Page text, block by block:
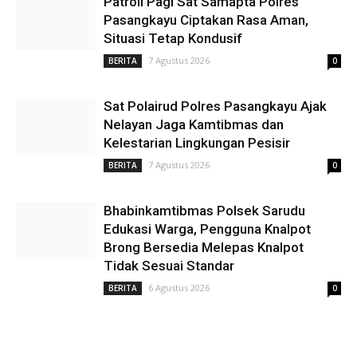
Pasangkayu Ciptakan Rasa Aman,
Situasi Tetap Kondusif
BERITA 7 Agustus 2026 0
Sat Polairud Polres Pasangkayu Ajak
Nelayan Jaga Kamtibmas dan
Kelestarian Lingkungan Pesisir
BERITA 7 Agustus 2026 0
Bhabinkamtibmas Polsek Sarudu
Edukasi Warga, Pengguna Knalpot
Brong Bersedia Melepas Knalpot
Tidak Sesuai Standar
BERITA 6 Agustus 2026 0